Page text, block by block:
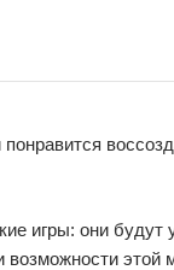
игры: они
возможности этой